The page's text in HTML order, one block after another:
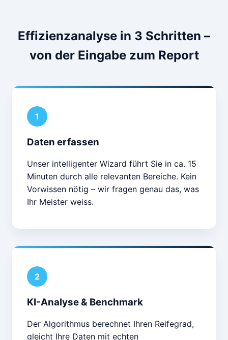
Effizienzanalyse in 3 Schritten –
von der Eingabe zum Report
1
Daten erfassen
Unser intelligenter Wizard führt Sie in ca. 15
Minuten durch alle relevanten Bereiche. Kein
Vorwissen nötig – wir fragen genau das, was
Ihr Meister weiss.
2
KI-Analyse & Benchmark
Der Algorithmus berechnet Ihren Reifegrad,
gleicht Ihre Daten mit echten